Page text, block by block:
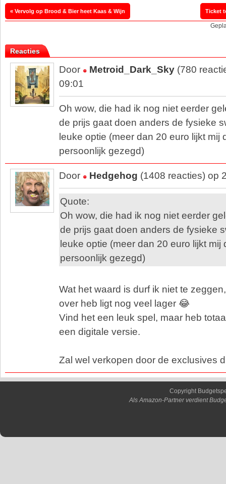
« Vervolg op Brood & Bier heet Kaas & Wijn Ticket
Reacties
Door Metroid_Dark_Sky (780
09:01
Oh wow, die had ik nog niet eerder
de prijs gaat doen anders de fysieke
leuke optie (meer dan 20 euro lijkt mij
persoonlijk gezegd)
Door Hedgehog (1408 reacties) op
Quote:
Oh wow, die had ik nog niet eerder
de prijs gaat doen anders de fysieke
leuke optie (meer dan 20 euro lijkt mij
persoonlijk gezegd)
Wat het waard is durf ik niet te
over heb ligt nog veel lager 😂
Vind het een leuk spel, maar heb
een digitale versie.
Zal wel verkopen door de exclusives
Copyright
Als Amazon-Partner verdient